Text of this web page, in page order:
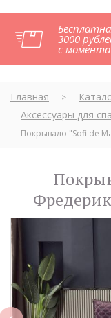
3000
с момента
Главная >
Аксессуары для
Покрывало "Sofi de
Покрывало "Sofi de Marko"